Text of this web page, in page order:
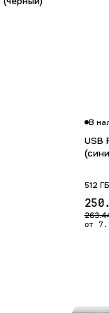
В
USB
512 ГБ
от